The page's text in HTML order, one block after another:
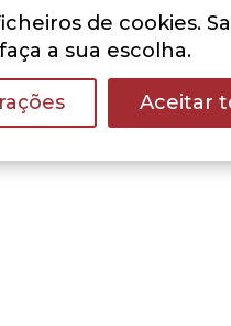
de cookies.
a sua escolha.
Aceitar